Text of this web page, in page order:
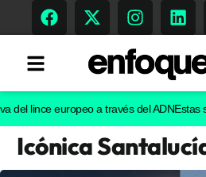
europeo a través del ADNEstas son
Icónica